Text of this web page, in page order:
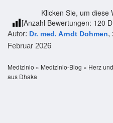
Klicken Sie, um diese
[Anzahl Bewertungen: 120
Autor: Dr. med. Arndt Dohmen,
Februar 2026
Medizinio » Medizinio-Blog » Herz
aus Dhaka